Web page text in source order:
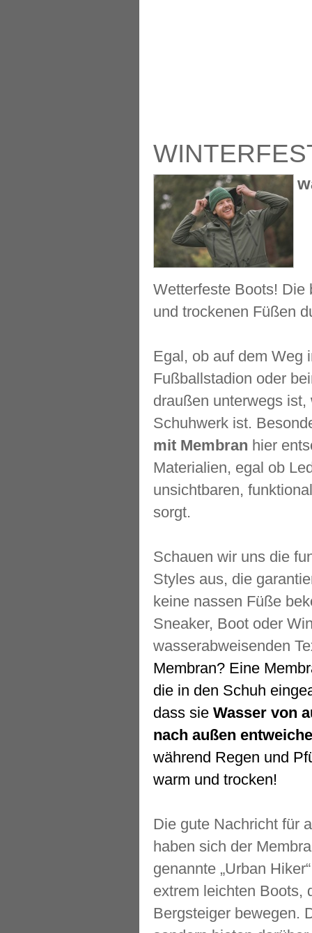
Wetterfeste Boots! Die
und trockenen Füßen
Egal, ob auf dem Weg
Fußballstadion oder
draußen unterwegs
Schuhwerk ist.
mit Membran hier
Materialien, egal ob
unsichtbaren,
sorgt.
Schauen wir uns die
Styles aus, die
keine nassen Füße
Sneaker, Boot oder
wasserabweisenden
Membran? Eine
die in den Schuh
dass sie Wasser von
nach außen
während Regen und
warm und trocken!
Die gute Nachricht für
haben sich der
genannte „Urban
extrem leichten Boots,
Bergsteiger bewegen.